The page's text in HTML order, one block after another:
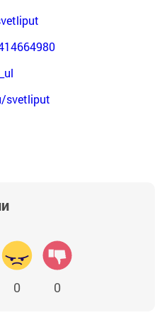
svetliput
0 0